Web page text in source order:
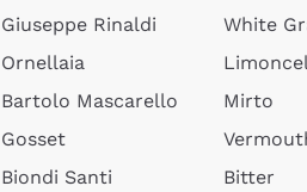
Giuseppe Rinaldi
Ornellaia
Bartolo Mascarello
Gosset
Biondi Santi
White
Mirto
Bitter